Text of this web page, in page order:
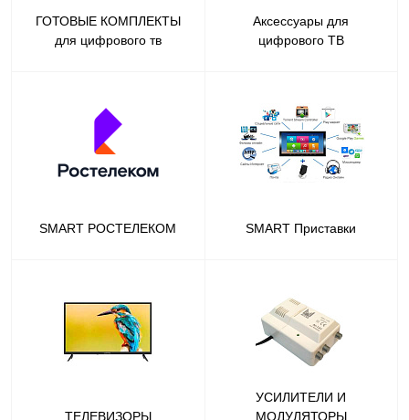
ГОТОВЫЕ КОМПЛЕКТЫ
для цифрового тв
Аксессуары для
цифрового ТВ
SMART РОСТЕЛЕКОМ SMART Приставки
ТЕЛЕВИЗОРЫ
УСИЛИТЕЛИ И
МОДУЛЯТОРЫ